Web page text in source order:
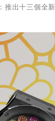
推出十三個全